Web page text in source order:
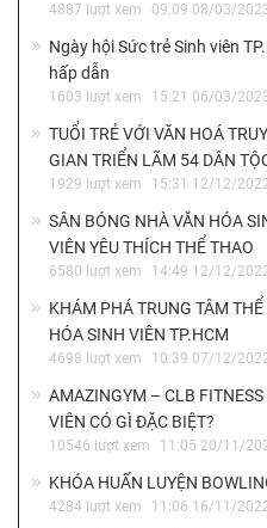
4887 lượt xem 09:09 08/03/
Ngày hội Sức trẻ Sinh viên
hấp dẫn
1603 lượt xem 15:21 06/03/
TUỔI TRẺ VỚI VĂN HOÁ
GIAN TRIỂN LÃM 54 DÂN
1929 lượt xem 15:31 12/12/
SÂN BÓNG NHÀ VĂN HÓA
VIÊN YÊU THÍCH THỂ THAO
6580 lượt xem 14:49 12/12/
KHÁM PHÁ TRUNG TÂM
HÓA SINH VIÊN TP.HCM
4698 lượt xem 10:39 07/12/
AMAZINGYM – CLB
VIÊN CÓ GÌ ĐẶC BIỆT?
10546 lượt xem 11:05 20/11/
KHÓA HUẤN LUYỆN
4284 lượt xem 11:06 16/11/